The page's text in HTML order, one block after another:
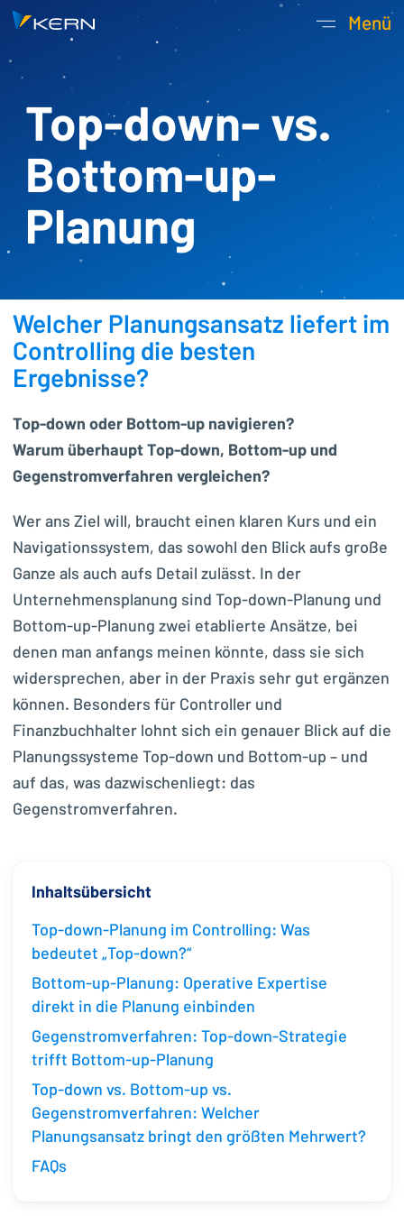
Kern AG Startseite Menü
Top-down- vs.
Bottom-up-
Planung
Welcher Planungsansatz liefert im
Controlling die besten
Ergebnisse?
Top-down oder Bottom-up navigieren?
Warum überhaupt Top-down, Bottom-up und
Gegenstromverfahren vergleichen?
Wer ans Ziel will, braucht einen klaren Kurs und ein
Navigationssystem, das sowohl den Blick aufs große
Ganze als auch aufs Detail zulässt. In der
Unternehmensplanung sind Top-down-Planung und
Bottom-up-Planung zwei etablierte Ansätze, bei
denen man anfangs meinen könnte, dass sie sich
widersprechen, aber in der Praxis sehr gut ergänzen
können. Besonders für Controller und
Finanzbuchhalter lohnt sich ein genauer Blick auf die
Planungssysteme Top-down und Bottom-up – und
auf das, was dazwischenliegt: das
Gegenstromverfahren.
Inhaltsübersicht
Top-down-Planung im Controlling: Was
bedeutet „Top-down?“
Bottom-up-Planung: Operative Expertise
direkt in die Planung einbinden
Gegenstromverfahren: Top-down-Strategie
trifft Bottom-up-Planung
Top-down vs. Bottom-up vs.
Gegenstromverfahren: Welcher
Planungsansatz bringt den größten Mehrwert?
FAQs